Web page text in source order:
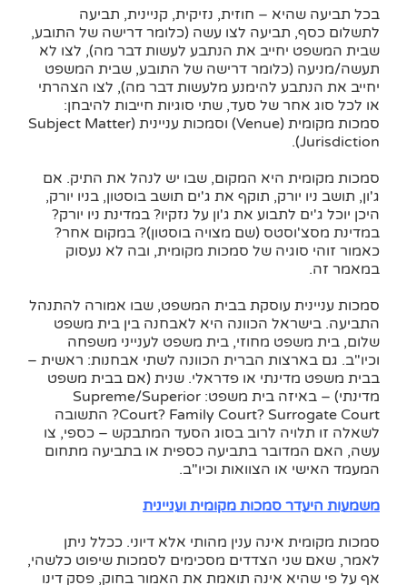
בכל תביעה שהיא – חוזית, נזיקית, קניינית, תביעה
לתשלום כסף, תביעה לצו עשה (כלומר דרישה של התובע,
שבית המשפט יחייב את הנתבע לעשות דבר מה), לצו לא
תעשה/מניעה (כלומר דרישה של התובע, שבית המשפט
יחייב את הנתבע להימנע מלעשות דבר מה), לצו הצהרתי
או לכל סוג אחר של סעד, שתי סוגיות חייבות להיבחן:
סמכות מקומית (Venue) וסמכות עניינית (Subject Matter
Jurisdiction).
סמכות מקומית היא המקום, שבו יש לנהל את התיק. אם
ג'ון, תושב ניו יורק, תוקף את ג'ים תושב בוסטון, בניו יורק,
היכן יוכל ג'ים לתבוע את ג'ון על נזקיו? במדינת ניו יורק?
במדינת מסצ'וסטס (שם מצויה בוסטון)? במקום אחר?
כאמור זוהי סוגיה של סמכות מקומית, ובה לא נעסוק
במאמר זה.
סמכות עניינית עוסקת בבית המשפט, שבו אמורה להתנהל
התביעה. בישראל הכוונה היא לאבחנה בין בית משפט
שלום, בית משפט מחוזי, בית משפט לענייני משפחה
וכיו"ב. גם בארצות הברית הכוונה לשתי אבחנות: ראשית –
בבית משפט מדינתי או פדראלי. שנית (אם בבית משפט
מדינתי) – באיזה בית משפט: Supreme/Superior
Court? Family Court? Surrogate Court? התשובה
לשאלה זו תלויה לרוב בסוג הסעד המתבקש – כספי, צו
עשה, האם המדובר בתביעה כספית או בתביעה מתחום
המעמד האישי או הצוואות וכיו"ב.
משמעות היעדר סמכות מקומית ועניינית
סמכות מקומית אינה ענין מהותי אלא דיוני. ככלל ניתן
לאמר, שאם שני הצדדים מסכימים לסמכות שיפוט כלשהי,
אף על פי שהיא אינה תואמת את האמור בחוק, פסק דינו